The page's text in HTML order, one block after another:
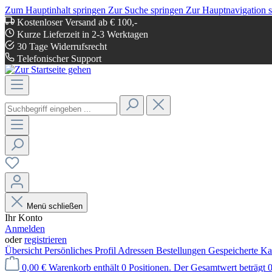
Zum Hauptinhalt springen Zur Suche springen Zur Hauptnavigation
Kostenloser Versand ab € 100,-
Kurze Lieferzeit in 2-3 Werktagen
30 Tage Widerrufsrecht
Telefonischer Support
Menü schließen
Ihr Konto
Anmelden
oderregistrieren
Übersicht Persönliches Profil Adressen Bestellungen Gespeicherte
0,00 € Warenkorb enthält 0 Positionen. Der Gesamtwert beträgt